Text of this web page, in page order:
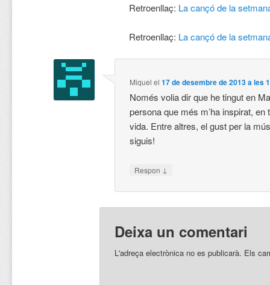
Retroenllaç: La cançó de la
Retroenllaç: La cançó de la
Miquel el17 de desembre de 2013 a les
Només volia dir que he tingut en
persona que més m’ha inspirat,
vida. Entre altres, el gust per la
siguis!
Respon ↓
Deixa un comentari
L'adreça electrònica no es publicarà. Els